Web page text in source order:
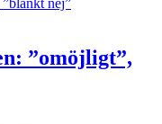
”omöjligt”,